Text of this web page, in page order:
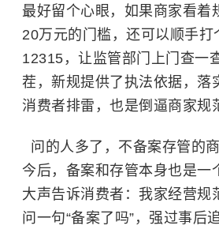
最好留个心眼，如果商家看着
20万元的门槛，还可以顺手打
12315，让监管部门上门查一
茬，新规提供了执法依据，落
消费者排雷，也是倒逼商家规
问的人多了，不备案存管的
今后，备案和存管本身也是一
大声告诉消费者：我家经营规
问一句“备案了吗”，强过事后